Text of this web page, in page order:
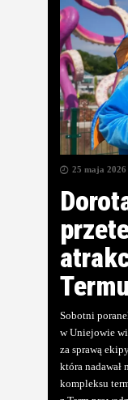
25 maja 2026
Sobotni
w Uniejowie
za sprawą
która nadawał
kompleksu